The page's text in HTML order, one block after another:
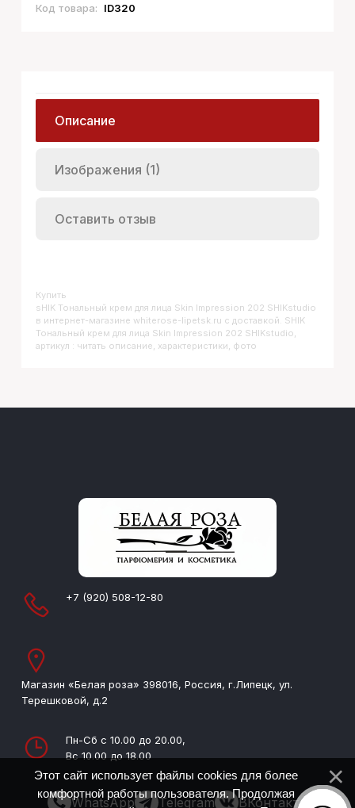
Код товара:
ID320
Описание
Изображения (1)
Оставить отзыв
Купить
SHIK Тональный крем для лица Skin Impression 202 SHIKstudio
в интернет-магазине whiterose-lipetsk.ru с доставкой. SHIK
Тональный крем для лица Skin Impression 202 SHIKstudio,
артикул : читать описание, характеристики, фото
+7 (920) 508-12-80
Магазин «Белая роза» 398016, Россия, г.Липецк, ул.
Терешковой, д.2
Пн-Сб с 10.00 до 20.00,
Вс 10.00 до 18.00
WhatsApp Telegram ВКонтакте
Этот сайт использует файлы cookies для более
комфортной работы пользователя. Продолжая